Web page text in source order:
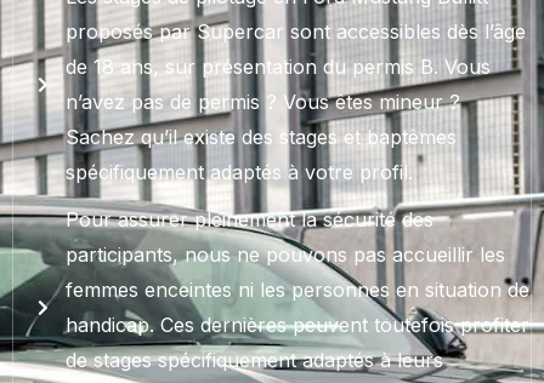
proposés par Supercar sont accessibles dès l’âge
de 18 ans, sur présentation du permis B. Vous
n’avez pas de permis ? Vous êtes mineur ?
Sachez qu’il existe des stages et baptêmes
spécifiquement adaptés à votre profil.
Pour assurer pleinement la sécurité des
participants, nous ne pouvons pas accueillir les
femmes enceintes ni les personnes en situation de
handicap. Ces dernières peuvent toutefois profiter
de stages spécifiquement adaptés à leurs